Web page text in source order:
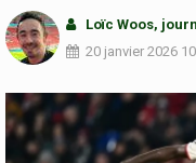
Loïc Woos,
20 janvier 2026